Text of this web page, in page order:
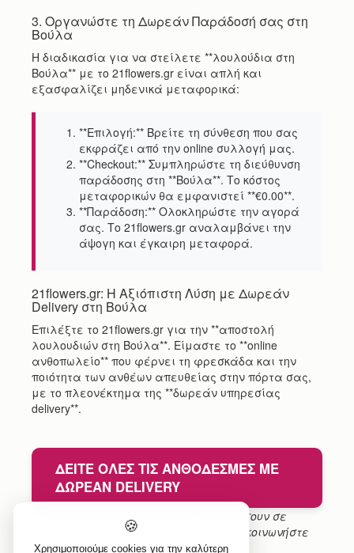
3. Οργανώστε τη Δωρεάν Παράδοσή σας στη
Βούλα
Η διαδικασία για να στείλετε **λουλούδια στη
Βούλα** με το 21flowers.gr είναι απλή και
εξασφαλίζει μηδενικά μεταφορικά:
**Επιλογή:** Βρείτε τη σύνθεση που σας
εκφράζει από την online συλλογή μας.
**Checkout:** Συμπληρώστε τη διεύθυνση
παράδοσης στη **Βούλα**. Το κόστος
μεταφορικών θα εμφανιστεί **€0.00**.
**Παράδοση:** Ολοκληρώστε την αγορά
σας. Το 21flowers.gr αναλαμβάνει την
άψογη και έγκαιρη μεταφορά.
21flowers.gr: Η Αξιόπιστη Λύση με Δωρεάν
Delivery στη Βούλα
Επιλέξτε το 21flowers.gr για την **αποστολή
λουλουδιών στη Βούλα**. Είμαστε το **online
ανθοπωλείο** που φέρνει τη φρεσκάδα και την
ποιότητα των ανθέων απευθείας στην πόρτα σας,
με το πλεονέκτημα της **δωρεάν υπηρεσίας
delivery**.
ΔΕΊΤΕ ΌΛΕΣ ΤΙΣ ΑΝΘΟΔΈΣΜΕΣ ΜΕ
ΔΩΡΕΆΝ DELIVERY
Για παραγγελίες που πρέπει να φτάσουν σε
συγκεκριμένη ώρα, παρακαλούμε επικοινωνήστε
τηλεφωνικά για συνεννόηση.
🍪
Χρησιμοποιούμε cookies για την καλύτερη